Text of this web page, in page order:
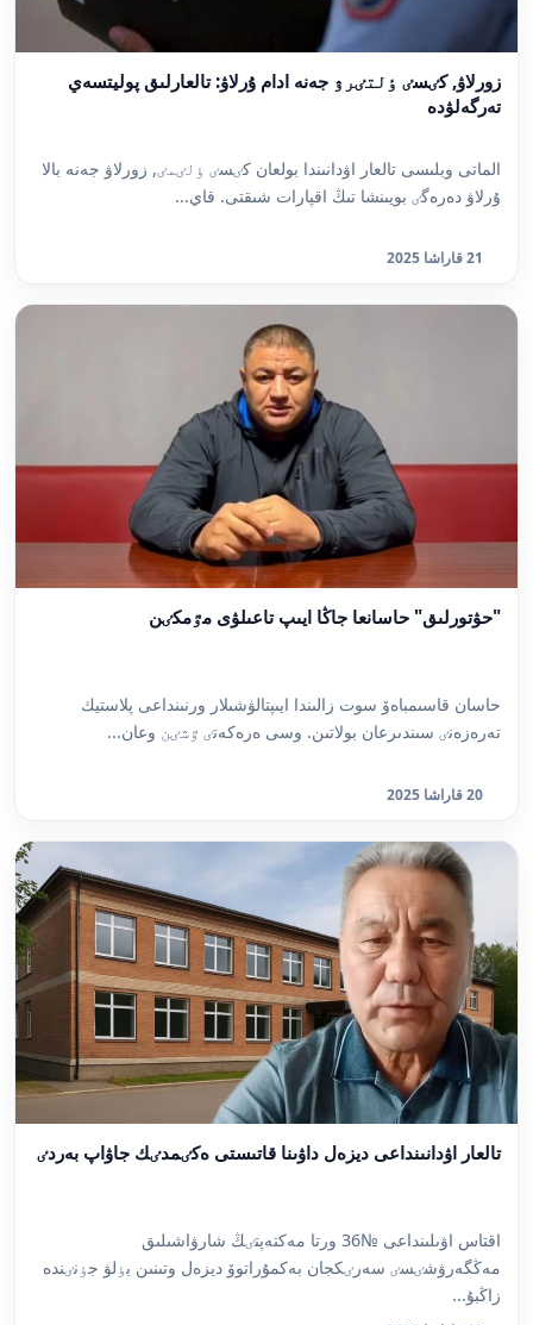
زورلاۋ, كٸسٸ ٶلتٸرۋ جەنە ادام ۇرلاۋ: تالعارلىق پوليتسەي
تەرگەلۋدە
الماتى وبلىسى تالعار اۋدانىندا بولعان كٸسٸ ٶلٸمٸ, زورلاۋ جەنە بالا
ۇرلاۋ دەرەگٸ بويىنشا تىڭ اقپارات شىقتى. قاي...
21 قاراشا 2025
"حۋتورلىق" حاسانعا جاڭا ايىپ تاعىلۋى مٷمكٸن
حاسان قاسىمباەۆ سوت زالىندا ايىپتالۋشىلار ورنىنداعى پلاستيك
تەرەزەنٸ سىندىرعان بولاتىن. وسى ەرەكەتٸ ٷشٸن وعان...
20 قاراشا 2025
تالعار اۋدانىنداعى ديزەل داۋىنا قاتىستى ەكٸمدٸك جاۋاپ بەردٸ
اقتاس اۋىلىنداعى №36 ورتا مەكتەپتٸڭ شارۋاشىلىق
مەڭگەرۋشٸسٸ سەرٸكجان بەكمۇراتوۆ ديزەل وتىنىن بٶلۋ جٶنٸندە
زاڭبۇ...